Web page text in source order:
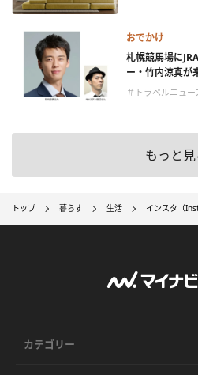
おでかけ
札幌競馬場に
ー・竹内涼真が
＃トラベルニュー
もっと見
トップ 暮らす 生活 インスタ（
カテゴリー